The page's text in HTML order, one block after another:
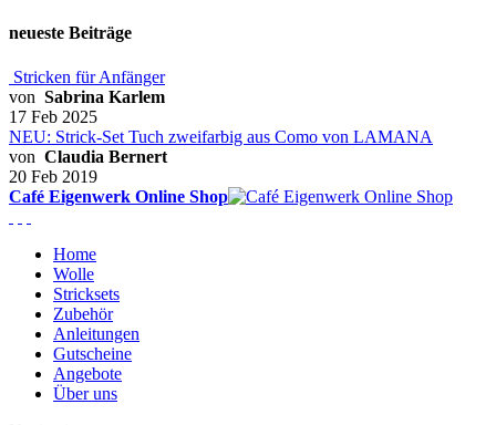
neueste Beiträge
Stricken für Anfänger
von Sabrina Karlem
17 Feb 2025
NEU: Strick-Set Tuch zweifarbig aus Como von LAMANA
von Claudia Bernert
20 Feb 2019
Café Eigenwerk Online Shop
Home
Wolle
Stricksets
Zubehör
Anleitungen
Gutscheine
Angebote
Über uns